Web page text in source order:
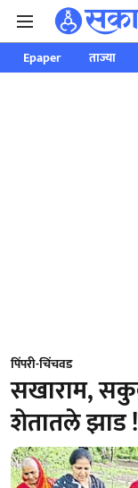
Epaper ताज्या
पिंपरी-चिंचवड
सखाराम,
शेतातले झाड !